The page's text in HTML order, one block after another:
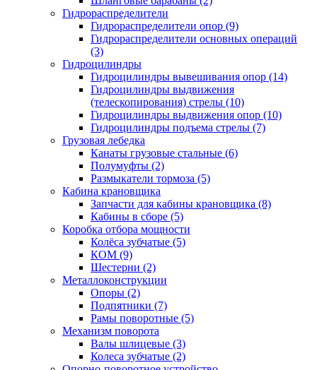
Гидрораспределители
Гидрораспределители опор (9)
Гидрораспределители основных операций
(3)
Гидроцилиндры
Гидроцилиндры вывешивания опор (14)
Гидроцилиндры выдвижения
(телескопирования) стрелы (10)
Гидроцилиндры выдвижения опор (10)
Гидроцилиндры подъема стрелы (7)
Грузовая лебедка
Канаты грузовые стальные (6)
Полумуфты (2)
Размыкатели тормоза (5)
Кабина крановщика
Запчасти для кабины крановщика (8)
Кабины в сборе (5)
Коробка отбора мощности
Колёса зубчатые (5)
КОМ (9)
Шестерни (2)
Металлоконструкции
Опоры (2)
Подпятники (7)
Рамы поворотные (5)
Механизм поворота
Валы шлицевые (3)
Колеса зубчатые (2)